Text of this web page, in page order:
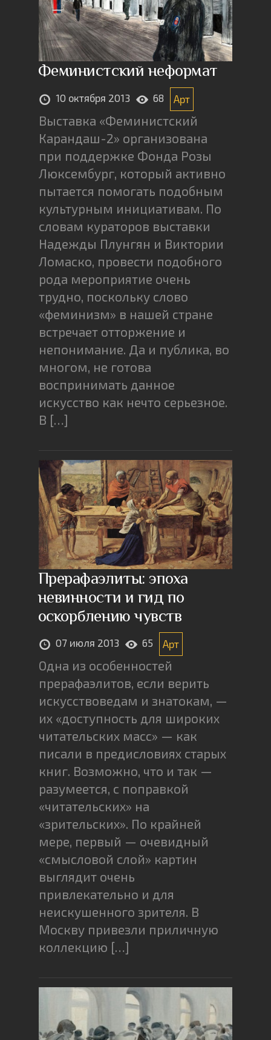
Феминистский неформат
10 октября 2013 68 Арт
Выставка «Феминистский
Карандаш-2» организована
при поддержке Фонда Розы
Люксембург, который активно
пытается помогать подобным
культурным инициативам. По
словам кураторов выставки
Надежды Плунгян и Виктории
Ломаско, провести подобного
рода мероприятие очень
трудно, поскольку слово
«феминизм» в нашей стране
встречает отторжение и
непонимание. Да и публика, во
многом, не готова
воспринимать данное
искусство как нечто серьезное.
В […]
Прерафаэлиты: эпоха
невинности и гид по
оскорблению чувств
07 июля 2013 65 Арт
Одна из особенностей
прерафаэлитов, если верить
искусствоведам и знатокам, —
их «доступность для широких
читательских масс» — как
писали в предисловиях старых
книг. Возможно, что и так —
разумеется, с поправкой
«читательских» на
«зрительских». По крайней
мере, первый — очевидный
«смысловой слой» картин
выглядит очень
привлекательно и для
неискушенного зрителя. В
Москву привезли приличную
коллекцию […]